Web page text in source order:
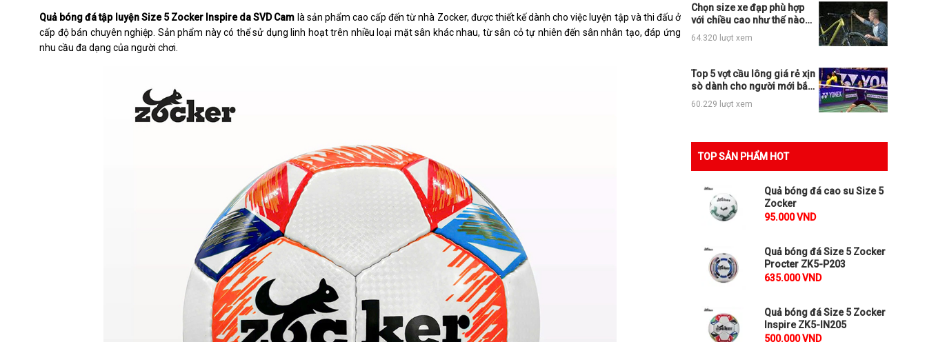
Quả bóng đá tập luyện Size 5 Zocker Inspire da SVD Cam là sản phẩm cao cấp đến từ nhà Zocker, được thiết kế dành cho việc luyện tập và thi đấu ở
cấp độ bán chuyên nghiệp. Sản phẩm này có thể sử dụng linh hoạt trên nhiều loại mặt sân khác nhau, từ sân cỏ tự nhiên đến sân nhân tạo, đáp ứng
nhu cầu đa dạng của người chơi.
Chọn size xe đạp phù hợp
với chiều cao như thế nào
cho đúng?
64.320 lượt xem
Top 5 vợt cầu lông giá rẻ xịn
sò dành cho người mới bắt
đầu
60.229 lượt xem
TOP SẢN PHẨM HOT
Quả bóng đá cao su Size 5
Zocker
95.000 VND
Quả bóng đá Size 5 Zocker
Procter ZK5-P203
635.000 VND
Quả bóng đá Size 5 Zocker
Inspire ZK5-IN205
500.000 VND